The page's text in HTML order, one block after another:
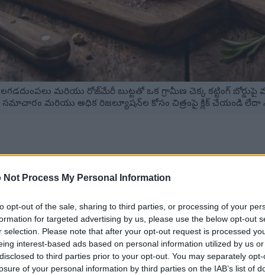
Not Process My Personal Information
opt-out of the sale, sharing to third parties, or processing of your
for targeted advertising by us, please use the below opt-out
selection. Please note that after your opt-out request is processed
interest-based ads based on personal information utilized by us
to third parties prior to your opt-out. You may separately
of your personal information by third parties on the IAB’s list of
మరియు రోజ్‌మేరీ బుట్టతో ఒక గ్రామీణ చెక్క కట్టింగ్ బోర్డుపై
మరియు అధిక రిజల్యూషన్‌ల కోసం చిత్రంపై క్లిక్ చేయండి లేదా
ఉండే వేరు కూరగాయలు.
మరియు జీర్ణక్రియను మెరుగుపరుస్తాయి.
చిలగడదుంపలు క్యాన్సర్-పోరాట లక్షణాలను కలిగి ఉండవచ్చు.
పనితీరుకు మద్దతు ఇస్తాయి.
చేర్చుకోవడం వల్ల రోగనిరోధక వ్యవస్థ పనితీరును పెంచడంలో
ప్రయోజనాలను అందిస్తాయి.
భావనను ప్రోత్సహించడం ద్వారా బరువు నిర్వహణలో